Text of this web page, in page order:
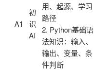
A1
初
识
AI
用、起源、学习
路径
2. Python基础语
法知识：输入、
输出、变量、条
件判断